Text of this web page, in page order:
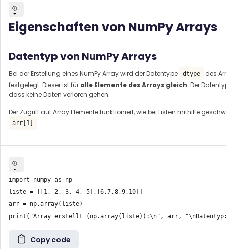
Eigenschaften von NumPy Arrays
Datentyp von NumPy Arrays
Bei der Erstellung eines NumPy Array wird der Datentype dtype
des
festgelegt. Dieser ist für alle Elemente des Arrays gleich. Der
dass keine Daten verloren gehen.
Der Zugriff auf Array Elemente funktioniert, wie bei Listen mithilfe
arr[1] .
import numpy as np
liste = [[1, 2, 3, 4, 5],[6,7,8,9,10]]
arr = np.array(liste)
Copy code